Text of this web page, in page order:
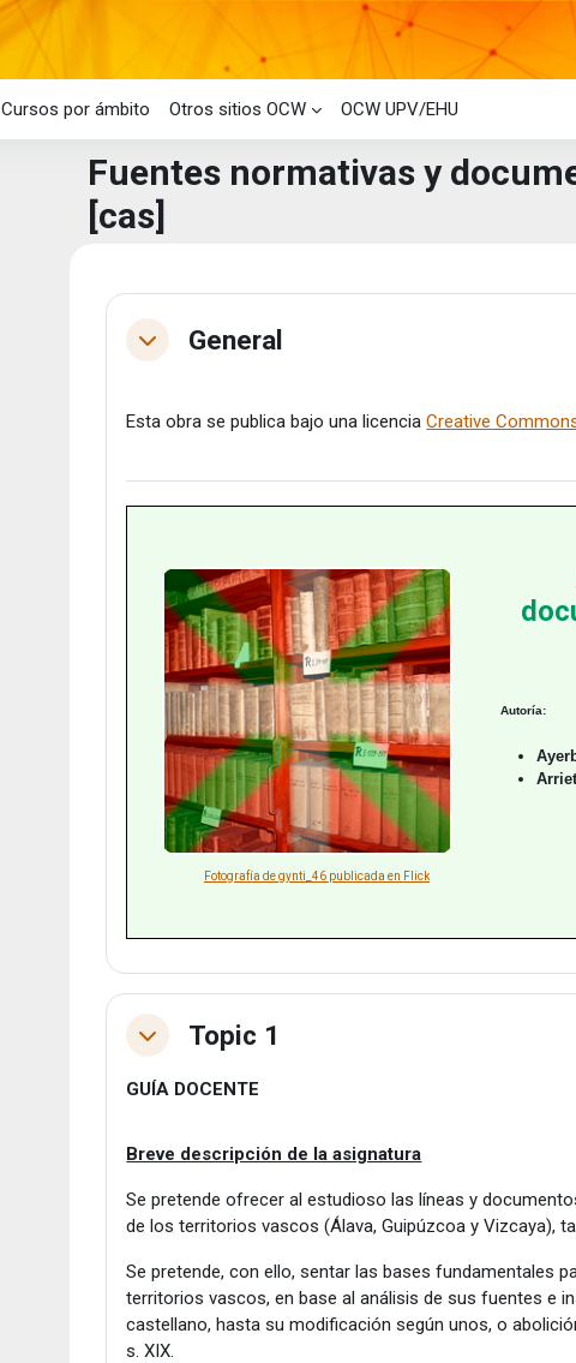
Cursos por ámbito Otros sitios OCW OCW UPV/EHU
Fuentes normativas y
[cas]
Bloques de contenido
Perfilado de sección
ColapsarGeneral
Esta obra se publica bajo una licenciaCreative
Fotografía de gynti_46 publicada en Flick
Autoría:
ColapsarTopic 1
GUÍA DOCENTE
Breve descripción de la asignatura
Se pretende ofrecer al estudioso las líneas y
de los territorios vascos (Álava, Guipúzcoa y Vizcaya),
Se pretende, con ello, sentar las bases fundamentales
territorios vascos, en base al análisis de sus fuentes e
castellano, hasta su modificación según unos, o
s. XIX.